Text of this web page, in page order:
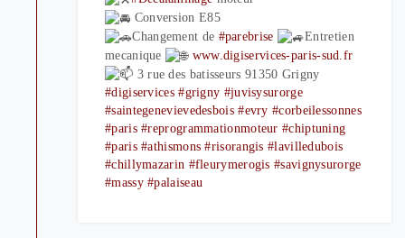
Conversion E85
Changement de #parebrise
Entretien
mecanique
www.digiservices-paris-sud.fr
3 rue des batisseurs 91350 Grigny
#digiservices #grigny #juvisysurorge
#saintegenevievedesbois #evry #corbeilessonnes
#paris #reprogrammationmoteur #chiptuning
#paris #athismons #risorangis #lavilledubois
#chillymazarin #fleurymerogis #savignysurorge
#massy #palaiseau